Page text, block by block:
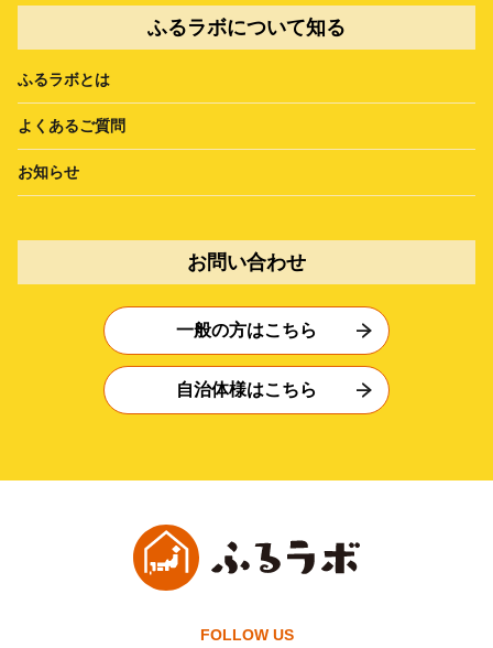
ふるラボについて知る
ふるラボとは
よくあるご質問
お知らせ
お問い合わせ
一般の方はこちら
自治体様はこちら
FOLLOW US